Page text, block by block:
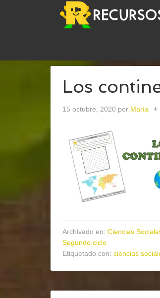
Los
15 octubre, 2020 por María
Archivado en: Ciencias
Segundo ciclo
Etiquetado con: ciencias